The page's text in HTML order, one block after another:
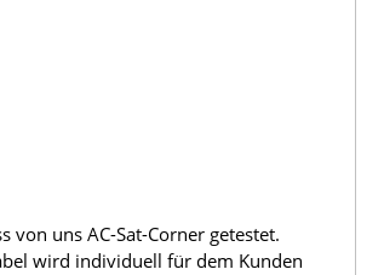
uns AC-Sat-Corner getestet.
wird individuell für dem Kunden